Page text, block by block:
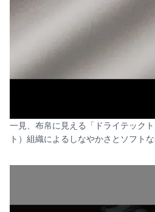
一見、布帛に見える「ドライテック
ト）組織によるしなやかさとソフト